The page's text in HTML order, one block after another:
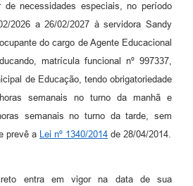
de necessidades especiais, no período
2026 a 26/02/2027 à servidora Sandy
do cargo de Agente Educacional
matrícula funcional nº 997337,
de Educação, tendo obrigatoriedade
semanais no turno da manhã e
semanais no turno da tarde, sem
prevê a Lei nº 1340/2014 de 28/04/2014.
entra em vigor na data de sua